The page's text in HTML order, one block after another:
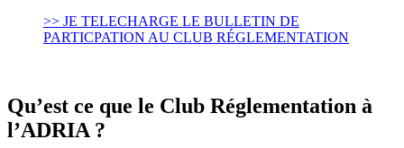
>> JE TELECHARGE LE BULLETIN DE
PARTICPATION AU CLUB RÉGLEMENTATION
Qu’est ce que le Club Réglementation à
l’ADRIA ?